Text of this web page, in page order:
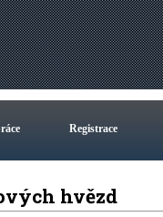
Registrace
hvězd